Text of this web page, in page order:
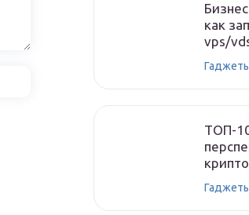
как
vps/
ТОП-